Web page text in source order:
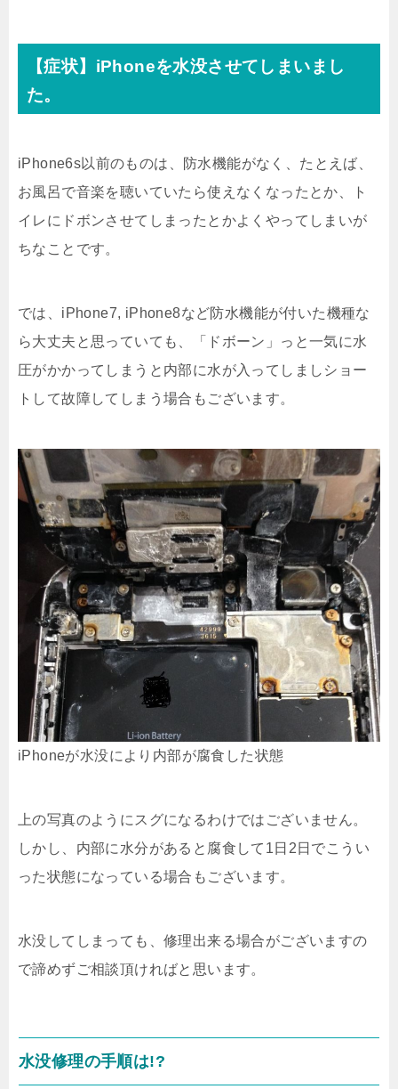
【症状】iPhoneを水没させてしまいまし
た。
iPhone6s以前のものは、防水機能がなく、たとえば、
お風呂で音楽を聴いていたら使えなくなったとか、ト
イレにドボンさせてしまったとかよくやってしまいが
ちなことです。
では、iPhone7, iPhone8など防水機能が付いた機種な
ら大丈夫と思っていても、「ドボーン」っと一気に水
圧がかかってしまうと内部に水が入ってしましショー
トして故障してしまう場合もございます。
iPhoneが水没により内部が腐食した状態
上の写真のようにスグになるわけではございません。
しかし、内部に水分があると腐食して1日2日でこうい
った状態になっている場合もございます。
水没してしまっても、修理出来る場合がございますの
で諦めずご相談頂ければと思います。
水没修理の手順は!?